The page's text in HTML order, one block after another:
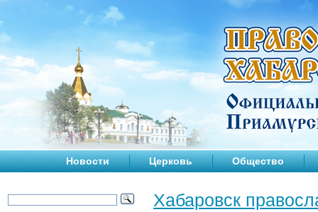
Новости Церковь Общество
Хабаровск